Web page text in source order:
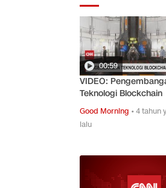
00:59
VIDEO:
Teknologi Blockchain
Good Morning •4 tahun
lalu